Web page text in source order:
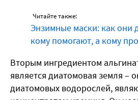
Читайте также:
Энзимные маски: как они
кому помогают, а кому
Вторым ингредиентом
является диатомовая земля –
диатомовых водорослей,